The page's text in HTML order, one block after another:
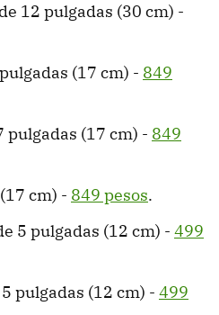
12 pulgadas (30 cm) -
(17 cm) - 849
pulgadas (17 cm) - 849
cm) - 849 pesos.
5 pulgadas (12 cm) - 499
pulgadas (12 cm) - 499